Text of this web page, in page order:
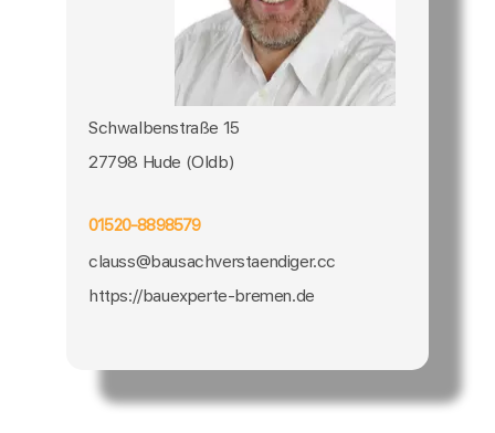
Schwalbenstraße 15
27798 Hude (Oldb)
01520-8898579
clauss@bausachverstaendiger.cc
https://bauexperte-bremen.de